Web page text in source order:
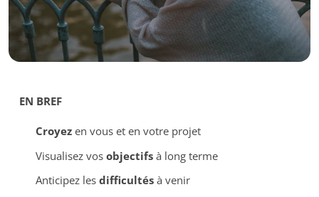
EN BREF
Croyezen vous et en votre projet
Visualisez vos objectifsà long terme
Anticipez les difficultésà venir